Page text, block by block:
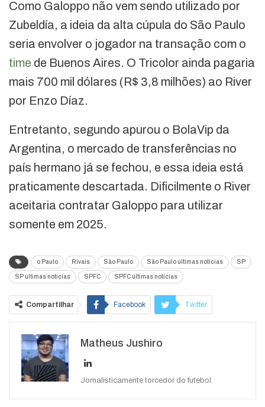
Como Galoppo não vem sendo utilizado por
Zubeldía, a ideia da alta cúpula do São Paulo
seria envolver o jogador na transação com o
time de Buenos Aires. O Tricolor ainda pagaria
mais 700 mil dólares (R$ 3,8 milhões) ao River
por Enzo Díaz.
Entretanto, segundo apurou o BolaVip da
Argentina, o mercado de transferências no
país hermano já se fechou, e essa ideia está
praticamente descartada. Dificilmente o River
aceitaria contratar Galoppo para utilizar
somente em 2025.
o Paulo Rivais São Paulo São Paulo últimas notícias SP
SP últimas notícias SPFC SPFC últimas notícias
Compartilhar Facebook Twitter
WhatsApp
Matheus Jushiro
Jornalisticamente torcedor do futebol.